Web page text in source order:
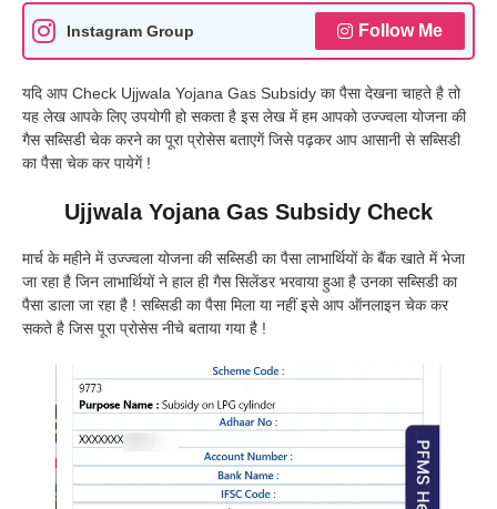
Instagram Group Follow Me
यदि आप Check Ujjwala Yojana Gas Subsidy का पैसा देखना चाहते है तो
यह लेख आपके लिए उपयोगी हो सकता है इस लेख में हम आपको उज्ज्वला योजना की
गैस सब्सिडी चेक करने का पूरा प्रोसेस बताएगें जिसे पढ़कर आप आसानी से सब्सिडी
का पैसा चेक कर पायेगें !
Ujjwala Yojana Gas Subsidy Check
मार्च के महीने में उज्ज्वला योजना की सब्सिडी का पैसा लाभार्थियों के बैंक खाते में भेजा
जा रहा है जिन लाभार्थियों ने हाल ही गैस सिलेंडर भरवाया हुआ है उनका सब्सिडी का
पैसा डाला जा रहा है ! सब्सिडी का पैसा मिला या नहीं इसे आप ऑनलाइन चेक कर
सकते है जिस पूरा प्रोसेस नीचे बताया गया है !